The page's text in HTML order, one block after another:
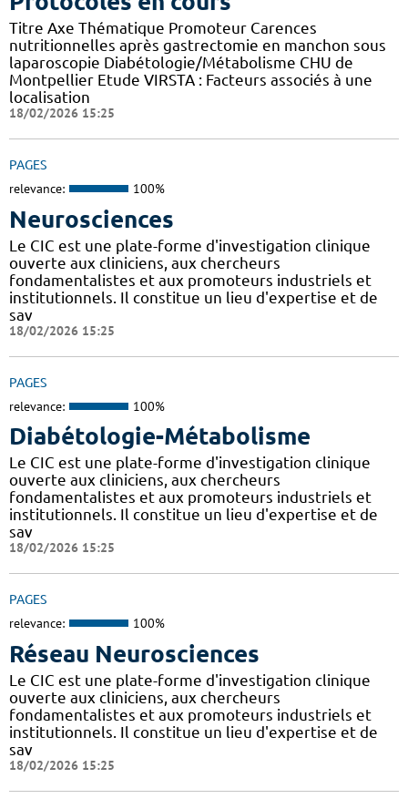
Titre Axe Thématique Promoteur Carences
nutritionnelles après gastrectomie en manchon sous
laparoscopie Diabétologie/Métabolisme CHU de
Montpellier Etude VIRSTA : Facteurs associés à une
localisation
18/02/2026 15:25
PAGES
relevance: 100%
Neurosciences
Le CIC est une plate-forme d'investigation clinique
ouverte aux cliniciens, aux chercheurs
fondamentalistes et aux promoteurs industriels et
institutionnels. Il constitue un lieu d'expertise et de
sav
18/02/2026 15:25
PAGES
relevance: 100%
Diabétologie-Métabolisme
Le CIC est une plate-forme d'investigation clinique
ouverte aux cliniciens, aux chercheurs
fondamentalistes et aux promoteurs industriels et
institutionnels. Il constitue un lieu d'expertise et de
sav
18/02/2026 15:25
PAGES
relevance: 100%
Réseau Neurosciences
Le CIC est une plate-forme d'investigation clinique
ouverte aux cliniciens, aux chercheurs
fondamentalistes et aux promoteurs industriels et
institutionnels. Il constitue un lieu d'expertise et de
sav
18/02/2026 15:25